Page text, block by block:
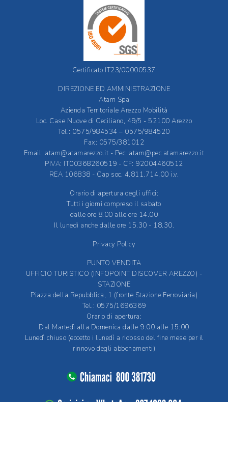
Certificato IT23/00000537
DIREZIONE ED AMMINISTRAZIONE
Atam Spa
Azienda Territoriale Arezzo Mobilità
Loc. Case Nuove di Ceciliano, 49/5 - 52100 Arezzo
Tel.: 0575/984534 – 0575/984520
Fax: 0575/381012
Email: atam@atamarezzo.it - Pec: atam@pec.atamarezzo.it
PIVA: IT00368260519 - CF: 92004460512
REA 106838 - Cap soc. 4.811.714,00 i.v.
Orario di apertura degli uffici:
Tutti i giorni compreso il sabato
dalle ore 8.00 alle ore 14.00
Il lunedì anche dalle ore 15.30 - 18.30.
Privacy Policy
PUNTO VENDITA
UFFICIO TURISTICO (INFOPOINT DISCOVER AREZZO) -
STAZIONE
Piazza della Repubblica, 1 (fronte Stazione Ferroviaria)
Tel.: 0575/1696369
Orario di apertura:
Dal Martedì alla Domenica dalle 9:00 alle 15:00
Lunedì chiuso (eccetto i lunedì a ridosso del fine mese per il
rinnovo degli abbonamenti)